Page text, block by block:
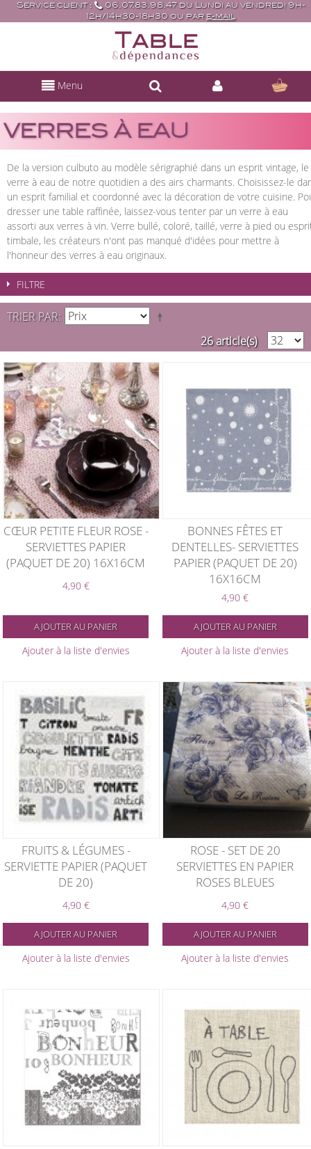
Service client :
06.07.83.98.47 du Lundi au vendredi 9h-
12h/14h30-18h30 ou par e-mail
Menu
VERRES À EAU
De la version culbuto au modèle sérigraphié dans un esprit vintage, le
verre à eau de notre quotidien a des airs charmants. Choisissez-le
un esprit familial et coordonné avec la décoration de votre cuisine.
dresser une table raffinée, laissez-vous tenter par un verre à eau
assorti aux verres à vin. Verre bullé, coloré, taillé, verre à pied ou
timbale, les créateurs n'ont pas manqué d'idées pour mettre à
l'honneur des verres à eau originaux.
FILTRE
TRIER PAR
26 article(s)
CŒUR PETITE FLEUR ROSE -
SERVIETTES PAPIER
(PAQUET DE 20) 16X16CM
4,90 €
AJOUTER AU PANIER
Ajouter à la liste d'envies
BONNES FÊTES ET
DENTELLES- SERVIETTES
PAPIER (PAQUET DE 20)
16X16CM
4,90 €
AJOUTER AU PANIER
Ajouter à la liste d'envies
FRUITS & LÉGUMES -
SERVIETTE PAPIER (PAQUET
DE 20)
4,90 €
AJOUTER AU PANIER
Ajouter à la liste d'envies
ROSE - SET DE 20
SERVIETTES EN PAPIER
ROSES BLEUES
4,90 €
AJOUTER AU PANIER
Ajouter à la liste d'envies